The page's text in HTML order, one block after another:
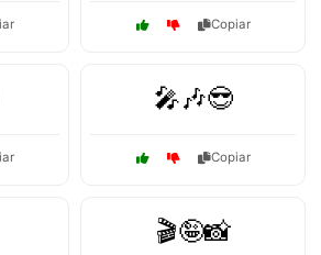
Copiar
🎤🎶😎
Copiar
🎬🤪📸